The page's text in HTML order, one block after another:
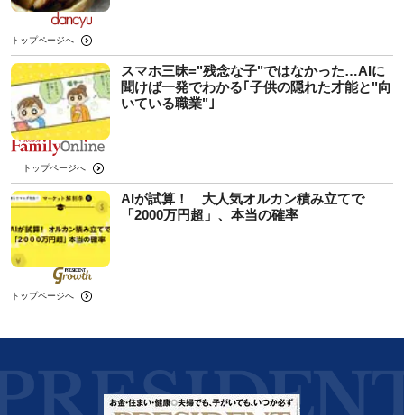
トップページへ
スマホ三昧="残念な子"ではなかった…AIに
聞けば一発でわかる｢子供の隠れた才能と"向
いている職業"｣
トップページへ
AIが試算！ 大人気オルカン積み立てで
「2000万円超」、本当の確率
トップページへ